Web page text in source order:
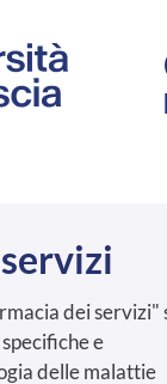
dei servizi"
e
delle malattie